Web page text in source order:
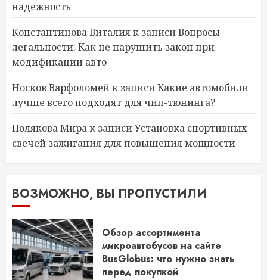
надежность
Константинова Виталияк записиВопросы
легальности: Как не нарушить закон при
модификации авто
Носков Варфоломейк записиКакие автомобили
лучше всего подходят для чип-тюнинга?
Полякова Мирак записиУстановка спортивных
свечей зажигания для повышения мощности
ВОЗМОЖНО, ВЫ ПРОПУСТИЛИ
Обзор ассортимента
микроавтобусов на сайте
BusGlobus: что нужно знать
перед покупкой